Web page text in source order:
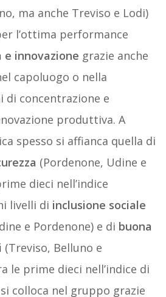
ma anche Treviso e Lodi)
l’ottima performance
e innovazione grazie anche
capoluogo o nella
di concentrazione e
produttiva. A
spesso si affianca quella di
(Pordenone, Udine e
dieci nell’indice
livelli di inclusione sociale
e Pordenone) e di buona
(Treviso, Belluno e
le prime dieci nell’indice di
colloca nel gruppo grazie